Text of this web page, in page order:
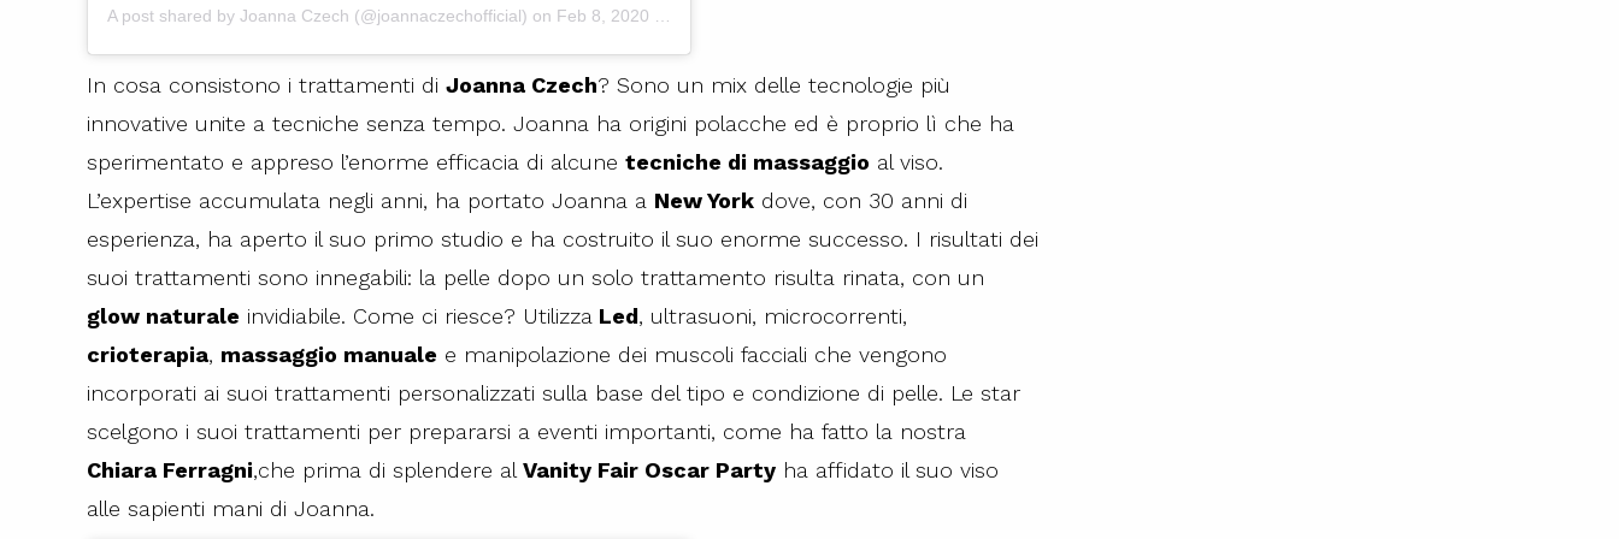
A post shared by Joanna Czech (@joannaczechofficial) on Feb 8, 2020 at 6:13pm PST
In cosa consistono i trattamenti di Joanna Czech? Sono un mix delle tecnologie più
innovative unite a tecniche senza tempo. Joanna ha origini polacche ed è proprio lì che ha
sperimentato e appreso l’enorme efficacia di alcune tecniche di massaggio al viso.
L’expertise accumulata negli anni, ha portato Joanna a New York dove, con 30 anni di
esperienza, ha aperto il suo primo studio e ha costruito il suo enorme successo. I risultati dei
suoi trattamenti sono innegabili: la pelle dopo un solo trattamento risulta rinata, con un
glow naturale invidiabile. Come ci riesce? Utilizza Led, ultrasuoni, microcorrenti,
crioterapia, massaggio manuale e manipolazione dei muscoli facciali che vengono
incorporati ai suoi trattamenti personalizzati sulla base del tipo e condizione di pelle. Le star
scelgono i suoi trattamenti per prepararsi a eventi importanti, come ha fatto la nostra
Chiara Ferragni,che prima di splendere al Vanity Fair Oscar Party ha affidato il suo viso
alle sapienti mani di Joanna.